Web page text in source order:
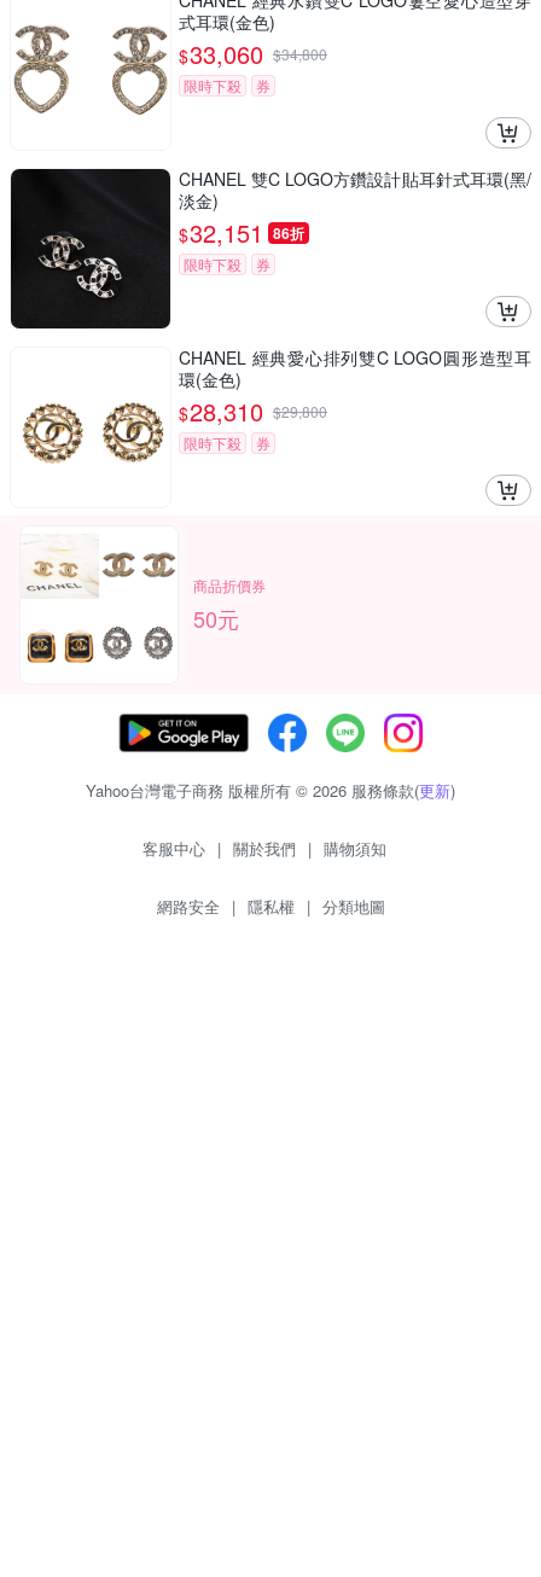
式耳環(金色)
$33,060 $34,800
限時下殺
券
CHANEL 雙C LOGO方鑽設計貼耳針式耳環(黑/
淡金)
$32,151 86折
限時下殺 券
CHANEL 經典愛心排列雙C LOGO圓形造型耳
環(金色)
$28,310 $29,800
限時下殺
券
商品折價券
50元
Yahoo台灣電子商務 版權所有 © 2026 服務條款(更新)
客服中心 | 關於我們 | 購物須知
網路安全 | 隱私權 | 分類地圖